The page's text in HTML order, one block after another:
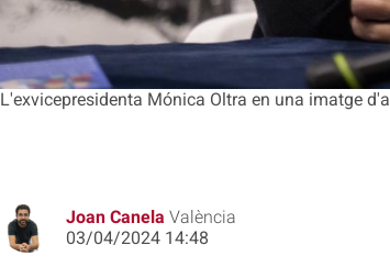
L'exvicepresidenta Mónica Oltra en una imatge
Joan Canela València
03/04/2024 14:48